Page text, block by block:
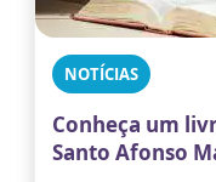
NOTÍCIAS
Conheça um
Santo Afonso